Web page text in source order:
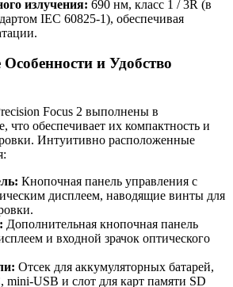
излучения: 690 нм, класс 1 / 3R (в
IEC 60825-1), обеспечивая
и Удобство
Focus 2 выполнены в
что обеспечивает их компактность и
Интуитивно расположенные
Кнопочная панель управления с
дисплеем, наводящие винты для
Дополнительная кнопочная панель
и входной зрачок оптического
Отсек для аккумуляторных батарей,
mini-USB и слот для карт памяти SD